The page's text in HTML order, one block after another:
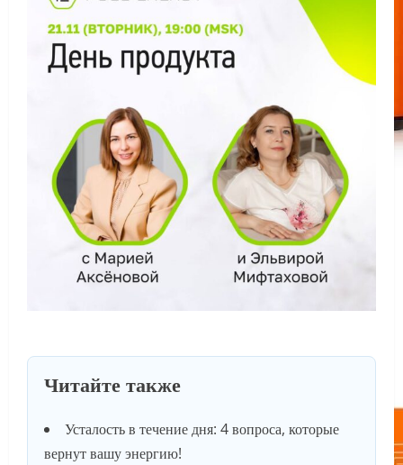
Читайте также
Усталость в течение дня: 4 вопроса, которые
вернут вашу энергию!